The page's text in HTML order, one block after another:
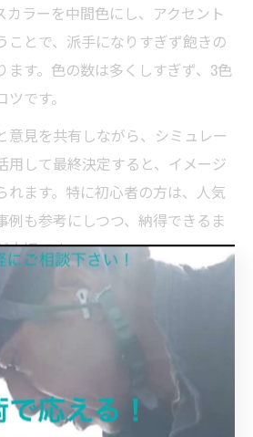
カラーを中間色にし、アクセント
ことで、派手になりすぎず飽きの
ます。色の数は多くしすぎず、3色
です。
意見を共有しながら、シミュレー
用して最終決定すると、イメージ
れます。特に初心者の方は、人気
例も参考にしつつ、納得できるま
大切です。
レーション活用のポイント
った際は、カラーシミュレーショ
です。最近はスマートフォンやパ
レーションアプリも増えており、
アルな仕上がりイメージを確認で